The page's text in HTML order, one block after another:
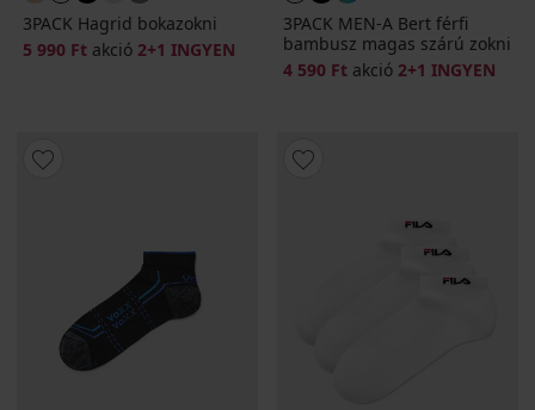
3PACK Hagrid bokazokni
5 990 Ft akció 2+1 INGYEN
3PACK MEN-A Bert férfi
bambusz magas szárú zokni
4 590 Ft akció 2+1 INGYEN